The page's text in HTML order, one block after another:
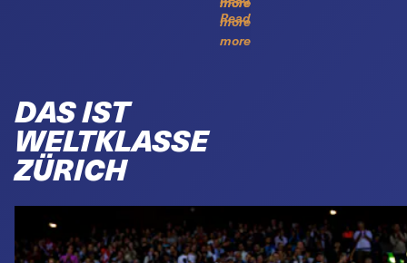
Read
more
more
DAS IST
WELTKLASSE
ZÜRICH